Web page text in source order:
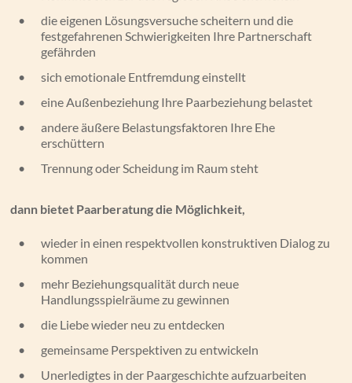
•
die eigenen Lösungsversuche scheitern und die
festgefahrenen Schwierigkeiten Ihre Partnerschaft
gefährden
•
sich emotionale Entfremdung einstellt
•
eine Außenbeziehung Ihre Paarbeziehung belastet
•
andere äußere Belastungsfaktoren Ihre Ehe
erschüttern
•
Trennung oder Scheidung im Raum steht
dann bietet Paarberatung die Möglichkeit,
•
wieder in einen respektvollen konstruktiven Dialog zu
kommen
•
mehr Beziehungsqualität durch neue
Handlungsspielräume zu gewinnen
•
die Liebe wieder neu zu entdecken
•
gemeinsame Perspektiven zu entwickeln
•
Unerledigtes in der Paargeschichte aufzuarbeiten